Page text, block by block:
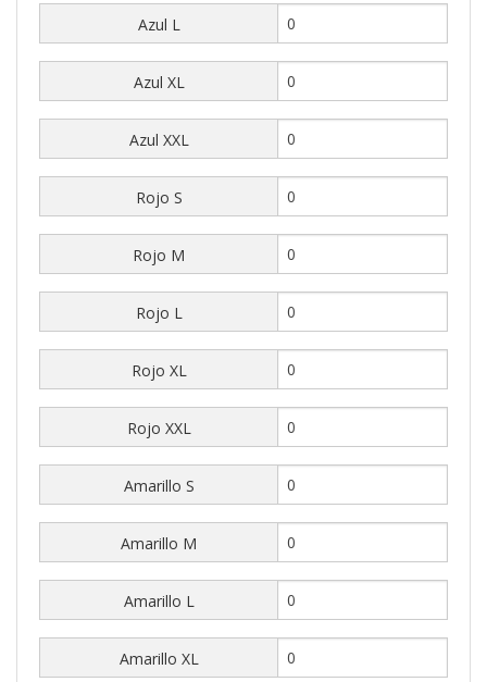
Azul L
Azul XL
Azul XXL
Rojo S
Rojo M
Rojo L
Rojo XL
Rojo XXL
Amarillo S
Amarillo M
Amarillo L
Amarillo XL